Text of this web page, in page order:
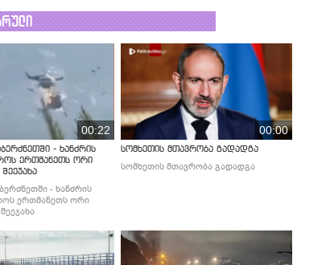
00:22
- ხანძრის
ერთმანეთს ორი
- ხანძრის
ერთმანეთს ორი
00:00
სომხეთის მთავრობა გადადგა
სომხეთის მთავრობა გადადგა